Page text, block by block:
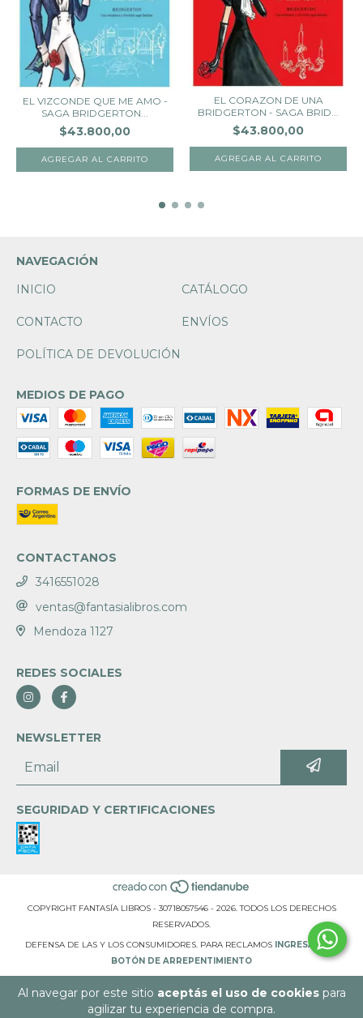
Al navegar por este sitio aceptás el uso de cookiespara
agilizar tu experiencia de compra.
EL VIZCONDE QUE ME AMO -
SAGA BRIDGERTON...
$43.800,00
EL CORAZON DE UNA
BRIDGERTON - SAGA BRID...
$43.800,00
NAVEGACIÓN
INICIO
CATÁLOGO
CONTACTO ENVÍOS
POLÍTICA DE DEVOLUCIÓN
MEDIOS DE PAGO
FORMAS DE ENVÍO
CONTACTANOS
3416551028
ventas@fantasialibros.com
Mendoza 1127
REDES SOCIALES
NEWSLETTER
SEGURIDAD Y CERTIFICACIONES
COPYRIGHT FANTASÍA LIBROS - 30718057546 - 2026. TODOS LOS DERECHOS
RESERVADOS.
DEFENSA DE LAS Y LOS CONSUMIDORES. PARA RECLAMOS INGRESÁ ACÁ.
BOTÓN DE ARREPENTIMIENTO